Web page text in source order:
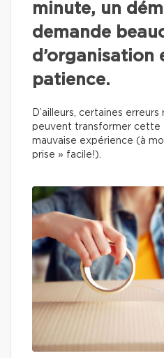
minute, un
demande
d’organisation
patience.
D’ailleurs, certaines
peuvent transformer cette
mauvaise expérience (à
prise » facile!).